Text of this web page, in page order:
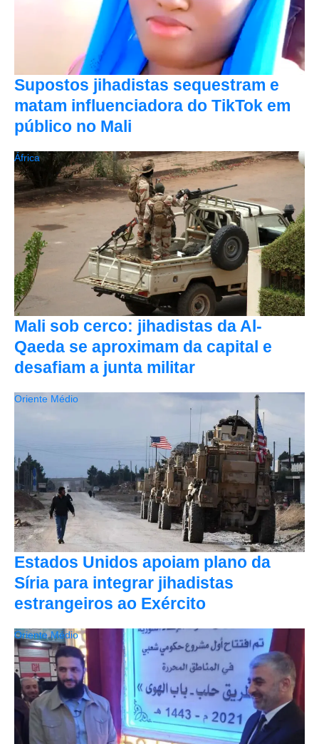
Supostos jihadistas sequestram e
matam influenciadora do TikTok em
público no Mali
Mali sob cerco: jihadistas da Al-
Qaeda se aproximam da capital e
desafiam a junta militar
África
Estados Unidos apoiam plano da
Síria para integrar jihadistas
estrangeiros ao Exército
Oriente Médio
Oriente Médio